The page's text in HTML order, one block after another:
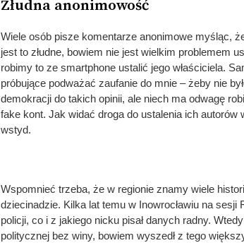
Złudna anonimowość
Wiele osób pisze komentarze anonimowe myśląc,
jest to złudne, bowiem nie jest wielkim problemem
robimy to ze smartphone ustalić jego właściciela.
próbujące podważać zaufanie do mnie – żeby nie
demokracji do takich opinii, ale niech ma odwagę
fake kont. Jak widać droga do ustalenia ich autorów
wstyd.
Wspomnieć trzeba, że w regionie znamy wiele
dziecinadzie. Kilka lat temu w Inowrocławiu na
policji, co i z jakiego nicku pisał danych radny.
politycznej bez winy, bowiem wyszedł z tego